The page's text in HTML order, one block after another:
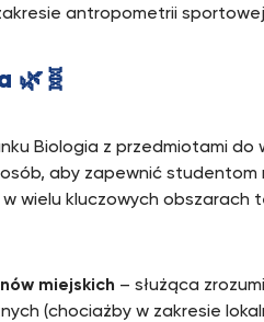
antropometrii
🌿🧬
Biologia z przedmiotami do
aby zapewnić studentom
wielu kluczowych obszarach
miejskich – służąca
(chociażby w zakresie